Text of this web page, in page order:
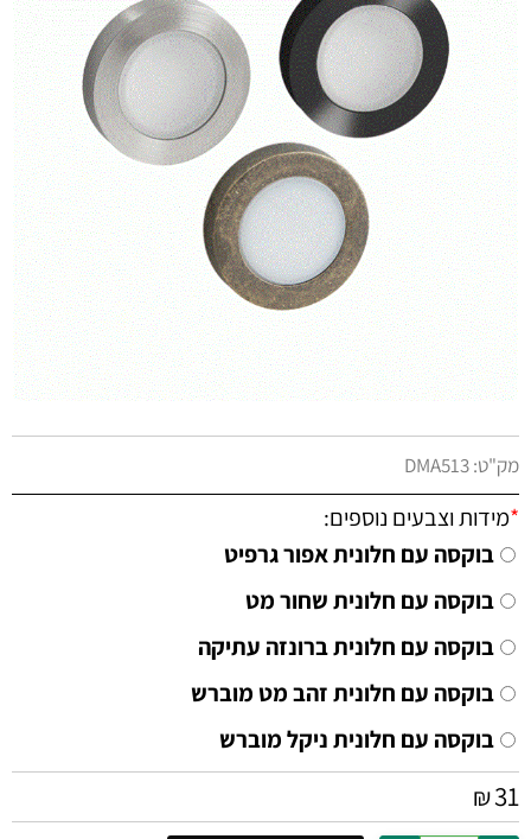
מק"ט:DMA513
*מידות וצבעים נוספים:
בוקסה עם חלונית אפור גרפיט
בוקסה עם חלונית שחור מט
בוקסה עם חלונית ברונזה עתיקה
בוקסה עם חלונית זהב מט מוברש
בוקסה עם חלונית ניקל מוברש
₪31